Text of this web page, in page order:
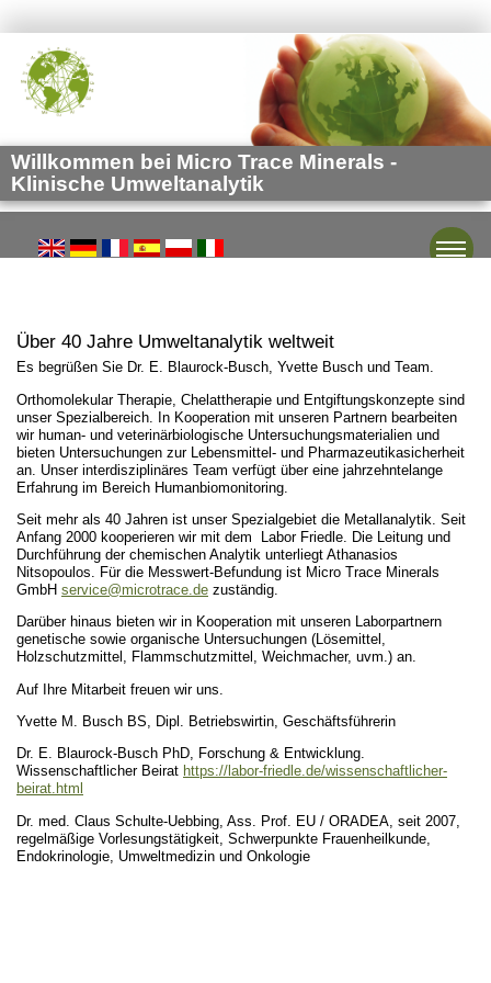
Willkommen bei Micro Trace Minerals -
Klinische Umweltanalytik
Über 40 Jahre Umweltanalytik weltweit
Es begrüßen Sie Dr. E. Blaurock-Busch, Yvette Busch und Team.
Orthomolekular Therapie, Chelattherapie und Entgiftungskonzepte sind
unser Spezialbereich. In Kooperation mit unseren Partnern bearbeiten
wir human- und veterinärbiologische Untersuchungsmaterialien und
bieten Untersuchungen zur Lebensmittel- und Pharmazeutikasicherheit
an. Unser interdisziplinäres Team verfügt über eine jahrzehntelange
Erfahrung im Bereich Humanbiomonitoring.
Seit mehr als 40 Jahren ist unser Spezialgebiet die Metallanalytik. Seit
Anfang 2000 kooperieren wir mit dem Labor Friedle. Die Leitung und
Durchführung der chemischen Analytik unterliegt Athanasios
Nitsopoulos. Für die Messwert-Befundung ist Micro Trace Minerals
GmbH service@microtrace.de zuständig.
Darüber hinaus bieten wir in Kooperation mit unseren Laborpartnern
genetische sowie organische Untersuchungen (Lösemittel,
Holzschutzmittel, Flammschutzmittel, Weichmacher, uvm.) an.
Auf Ihre Mitarbeit freuen wir uns.
Yvette M. Busch BS, Dipl. Betriebswirtin, Geschäftsführerin
Dr. E. Blaurock-Busch PhD, Forschung & Entwicklung.
Wissenschaftlicher Beirat https://labor-friedle.de/wissenschaftlicher-
beirat.html
Dr. med. Claus Schulte-Uebbing, Ass. Prof. EU / ORADEA, seit 2007,
regelmäßige Vorlesungstätigkeit, Schwerpunkte Frauenheilkunde,
Endokrinologie, Umweltmedizin und Onkologie